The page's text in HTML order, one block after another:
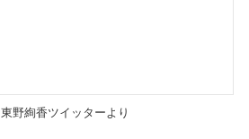
東野絢香ツイッターより